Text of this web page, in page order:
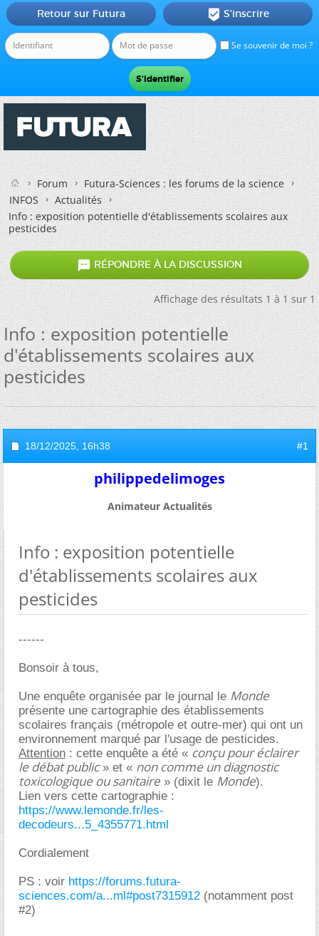
Se souvenir de moi ?
Retour sur Futura  S'inscrire
Forum
Futura-Sciences : les forums de la science
INFOS
Actualités
Info : exposition potentielle d'établissements scolaires aux
pesticides
 RÉPONDRE À LA DISCUSSION
Affichage des résultats 1 à 1 sur 1
Info : exposition potentielle
d'établissements scolaires aux
pesticides
18/12/2025, 16h38 #1
philippedelimoges
Animateur Actualités
Info : exposition potentielle
d'établissements scolaires aux
pesticides
------
Bonsoir à tous,
Une enquête organisée par le journal le Monde
présente une cartographie des établissements
scolaires français (métropole et outre-mer) qui ont un
environnement marqué par l'usage de pesticides.
Attention : cette enquête a été « conçu pour éclairer
le débat public» et « non comme un diagnostic
toxicologique ou sanitaire » (dixit le Monde).
Lien vers cette cartographie :
https://www.lemonde.fr/les-
decodeurs...5_4355771.html
Cordialement
PS : voir https://forums.futura-
sciences.com/a...ml#post7315912 (notamment post
#2)